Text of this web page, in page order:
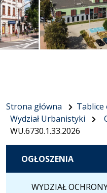
Strona główna Tablice
Wydział Urbanistyki
WU.6730.1.33.2026
OGŁOSZENIA
WYDZIAŁ